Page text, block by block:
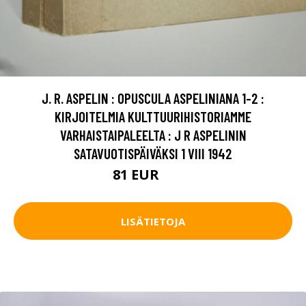
J. R. ASPELIN : OPUSCULA ASPELINIANA 1-2 :
KIRJOITELMIA KULTTUURIHISTORIAMME
VARHAISTAIPALEELTA : J R ASPELININ
SATAVUOTISPÄIVÄKSI 1 VIII 1942
81 EUR
LISÄTIETOJA